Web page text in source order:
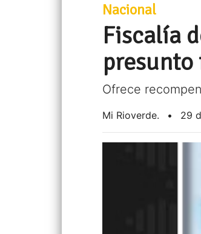
Nacional
Fiscalía
Ofrece
Mi Rioverde. • 29